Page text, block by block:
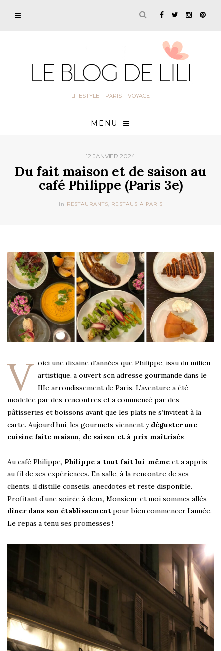
LIFESTYLE – PARIS – VOYAGE
MENU
12 JANVIER 2024
Du fait maison et de saison au
café Philippe (Paris 3e)
In RESTAURANTS, RESTAUS À PARIS
V oici une dizaine d’années que Philippe, issu du milieu
artistique, a ouvert son adresse gourmande dans le
IIIe arrondissement de Paris. L’aventure a été
modelée par des rencontres et a commencé par des
pâtisseries et boissons avant que les plats ne s’invitent à la
carte. Aujourd’hui, les gourmets viennent y déguster une
cuisine faite maison, de saison et à prix maîtrisés.
Au café Philippe, Philippe a tout fait lui-même et a appris
au fil de ses expériences. En salle, à la rencontre de ses
clients, il distille conseils, anecdotes et reste disponible.
Profitant d’une soirée à deux, Monsieur et moi sommes allés
dîner dans son établissement pour bien commencer l’année.
Le repas a tenu ses promesses !